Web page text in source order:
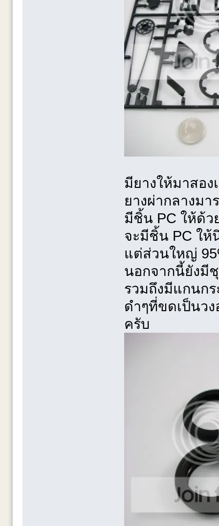
มียางให้มาสอง
ยางผ่ากลางมา
มีชิ้น PC ให้ด้ว
จะมีชิ้น PC ให้
แต่ส่วนใหญ่
นอกจากนี้ยังมี
รวมถึงมีแกนก
ดำๆที่ขดเป็นว
ครับ